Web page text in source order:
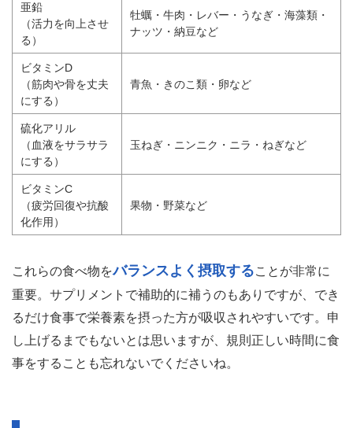
亜鉛
（活力を向上させ
る）
牡蠣・牛肉・レバー・うなぎ・海藻類・
ナッツ・納豆など
ビタミンD
（筋肉や骨を丈夫
にする）
青魚・きのこ類・卵など
硫化アリル
（血液をサラサラ
にする）
玉ねぎ・ニンニク・ニラ・ねぎなど
ビタミンC
（疲労回復や抗酸
化作用）
果物・野菜など
これらの食べ物をバランスよく摂取することが非常に
重要。サプリメントで補助的に補うのもありですが、でき
るだけ食事で栄養素を摂った方が吸収されやすいです。申
し上げるまでもないとは思いますが、規則正しい時間に食
事をすることも忘れないでくださいね。